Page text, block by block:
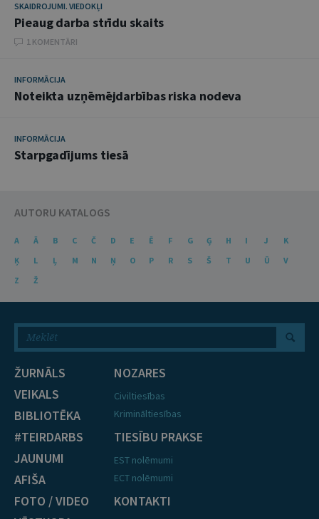
SKAIDROJUMI. VIEDOKĻI
Pieaug darba strīdu skaits
1 KOMENTĀRI
INFORMĀCIJA
Noteikta uzņēmējdarbības riska nodeva
INFORMĀCIJA
Starpgadījums tiesā
AUTORU KATALOGS
A Ā B C Č D E Ē F G Ģ H I J
K
Ķ
L Ļ M N Ņ O P R S Š T U Ū
V
Z
Ž
ŽURNĀLS
VEIKALS
BIBLIOTĒKA
#TEIRDARBS
JAUNUMI
AFIŠA
FOTO / VIDEO
NOZARES
Civiltiesības
Krimināltiesības
TIESĪBU PRAKSE
EST nolēmumi
ECT nolēmumi
KONTAKTI